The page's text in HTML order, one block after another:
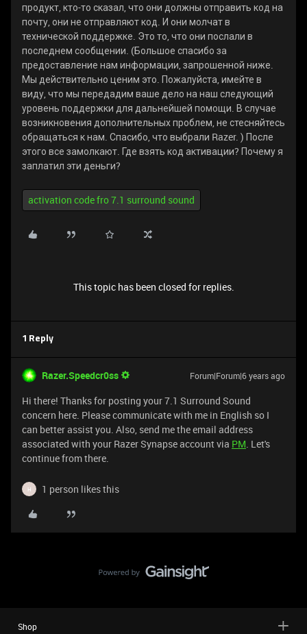
продукт, кто-то сказал, что они должны отправить код на
почту, они не отправляют код. И они молчат в
технической поддержке. Это то, что они послали в
последнем сообщении. (Большое спасибо за
предоставление нам информации, запрошенной ниже.
Мы действительно ценим это. Пожалуйста, имейте в
виду, что мы передадим ваше дело на наш следующий
уровень поддержки для дальнейшей помощи. В случае
возникновения дополнительных проблем, не стесняйтесь
обращаться к нам. Спасибо, что выбрали Razer. ) После
этого все замолкают. Где взять код активации? Почему я
заплатил эти деньги?
activation code fro 7.1 surround sound
This topic has been closed for replies.
1 Reply
Razer.Speedcr0ss Forum|Forum|6 years ago
Hi there! Thanks for posting your 7.1 Surround Sound
concern here. Please communicate with me in English so I
can better assist you. Also, send me the email address
associated with your Razer Synapse account via PM. Let's
continue from there.
H 1 person likes this
Shop